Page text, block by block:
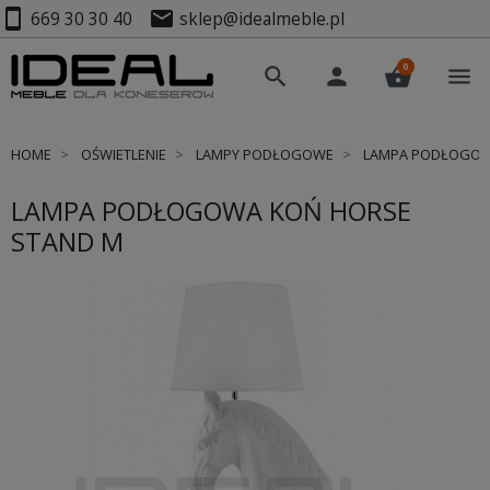
smartphone 669 30 30 40 mail sklep@idealmeble.pl
search person shopping_basket
0 menu
HOME OŚWIETLENIE LAMPY PODŁOGOWE LAMPA
LAMPA PODŁOGOWA KOŃ HORSE
STAND M